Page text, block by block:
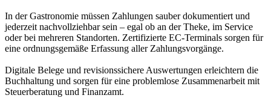
In der Gastronomie müssen Zahlungen sauber dokumentiert und
jederzeit nachvollziehbar sein – egal ob an der Theke, im Service
oder bei mehreren Standorten. Zertifizierte EC-Terminals sorgen für
eine ordnungsgemäße Erfassung aller Zahlungsvorgänge.
Digitale Belege und revisionssichere Auswertungen erleichtern die
Buchhaltung und sorgen für eine problemlose Zusammenarbeit mit
Steuerberatung und Finanzamt.